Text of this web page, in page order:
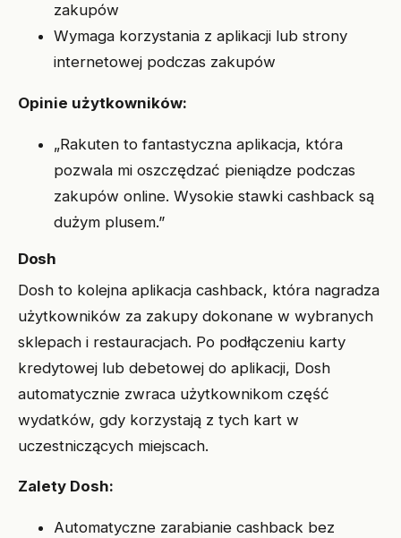
zakupów
Wymaga korzystania z aplikacji lub strony
internetowej podczas zakupów
Opinie użytkowników:
„Rakuten to fantastyczna aplikacja, która
pozwala mi oszczędzać pieniądze podczas
zakupów online. Wysokie stawki cashback są
dużym plusem.”
Dosh
Dosh to kolejna aplikacja cashback, która nagradza
użytkowników za zakupy dokonane w wybranych
sklepach i restauracjach. Po podłączeniu karty
kredytowej lub debetowej do aplikacji, Dosh
automatycznie zwraca użytkownikom część
wydatków, gdy korzystają z tych kart w
uczestniczących miejscach.
Zalety Dosh:
Automatyczne zarabianie cashback bez